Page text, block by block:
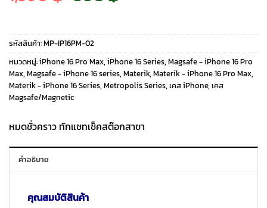
price
was:
1,590 ฿.
price
is:
990 ฿.
รหัสสินค้า:MP-IP16PM-02
หมวดหมู่:iPhone 16 Pro Max, iPhone 16 Series, Magsafe - iPhone 16 Pro
Max, Magsafe - iPhone 16 series, Materik, Materik - iPhone 16 Pro Max,
Materik - iPhone 16 Series, Metropolis Series, เคส iPhone, เคส
Magsafe/Magnetic
หมดชั่วคราว ทักแชทเช็คสต๊อกสาขา
คำอธิบาย
คุณสมบัติสินค้า